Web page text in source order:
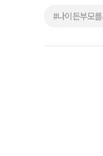
#나이든부모